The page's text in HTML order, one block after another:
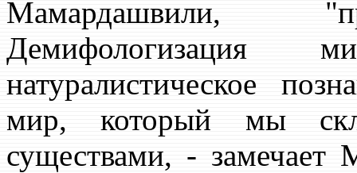
Мамардашвили,
Демифологизация
натуралистическое
мир, который мы
существами, -